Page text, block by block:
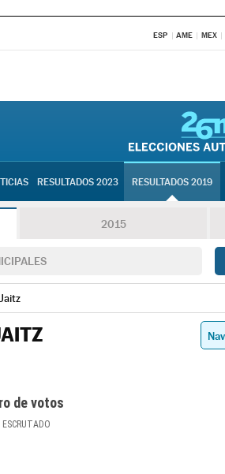
ESP AME MEX
RESULTADOS 2023 RESULTADOS 2019
2015
de votos
ESCRUTADO